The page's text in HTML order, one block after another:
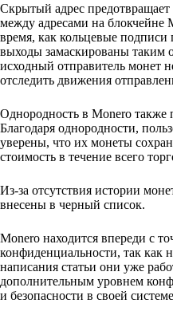
Скрытый адрес
между адресами на блокчейне
время, как кольцевые подписи
выходы замаскированы таким
исходный отправитель монет
отследить движения
Однородность в Monero также
Благодаря однородности,
уверены, что их монеты
стоимость в течение всего
Из-за отсутствия истории
внесены в черный список.
Monero находится впереди с
конфиденциальности, так как
написания статьи они уже
дополнительным уровнем
и безопасности в своей